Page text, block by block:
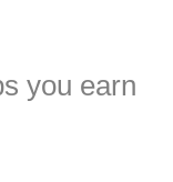
you earn